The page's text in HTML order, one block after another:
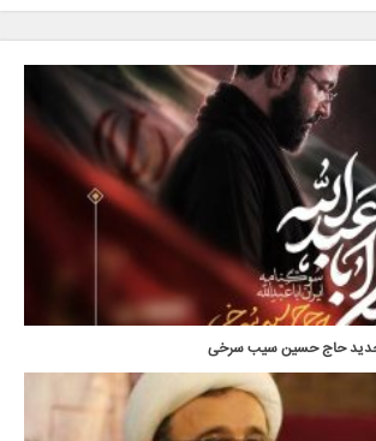
جدید حاج حسین سیب سرخی